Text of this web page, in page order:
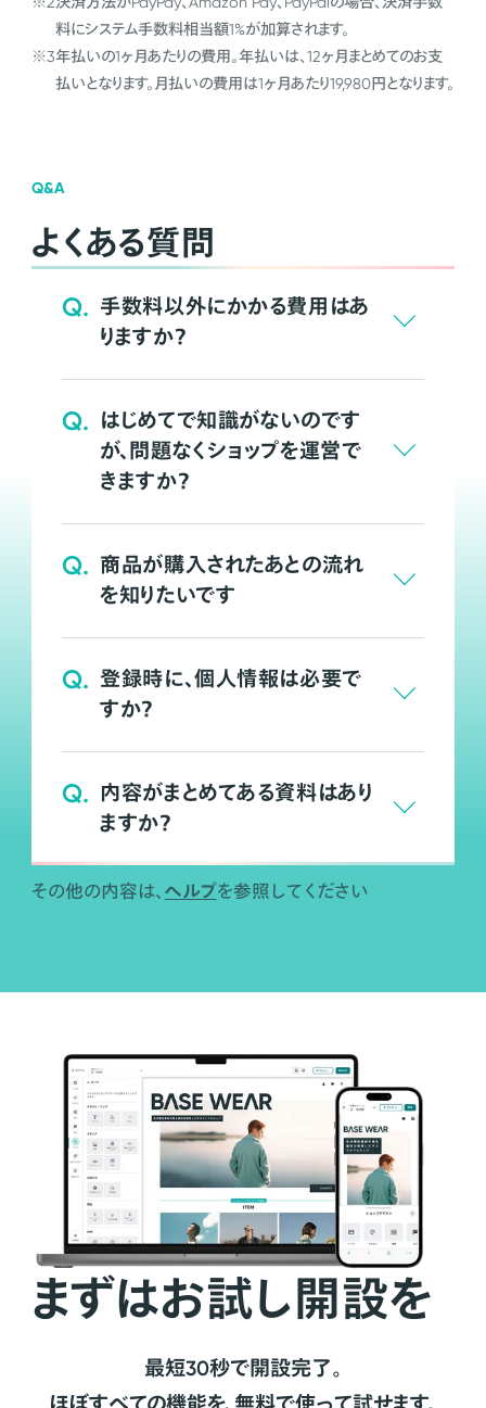
料にシステム手数料相当額1%が加算されます。
※3年払いの1ヶ月あたりの費用。年払いは、12ヶ月まとめてのお支
払いとなります。月払いの費用は1ヶ月あたり19,980円となります。
Q&A
よくある質問
Q. 手数料以外にかかる費用はあ
りますか？
Q. はじめてで知識がないのです
が、問題なくショップを運営で
きますか？
Q. 商品が購入されたあとの流れ
を知りたいです
Q. 登録時に、個人情報は必要で
すか？
Q. 内容がまとめてある資料はあり
ますか？
その他の内容は、 ヘルプを参照してください
まずはお試し開設を
最短30秒で開設完了。